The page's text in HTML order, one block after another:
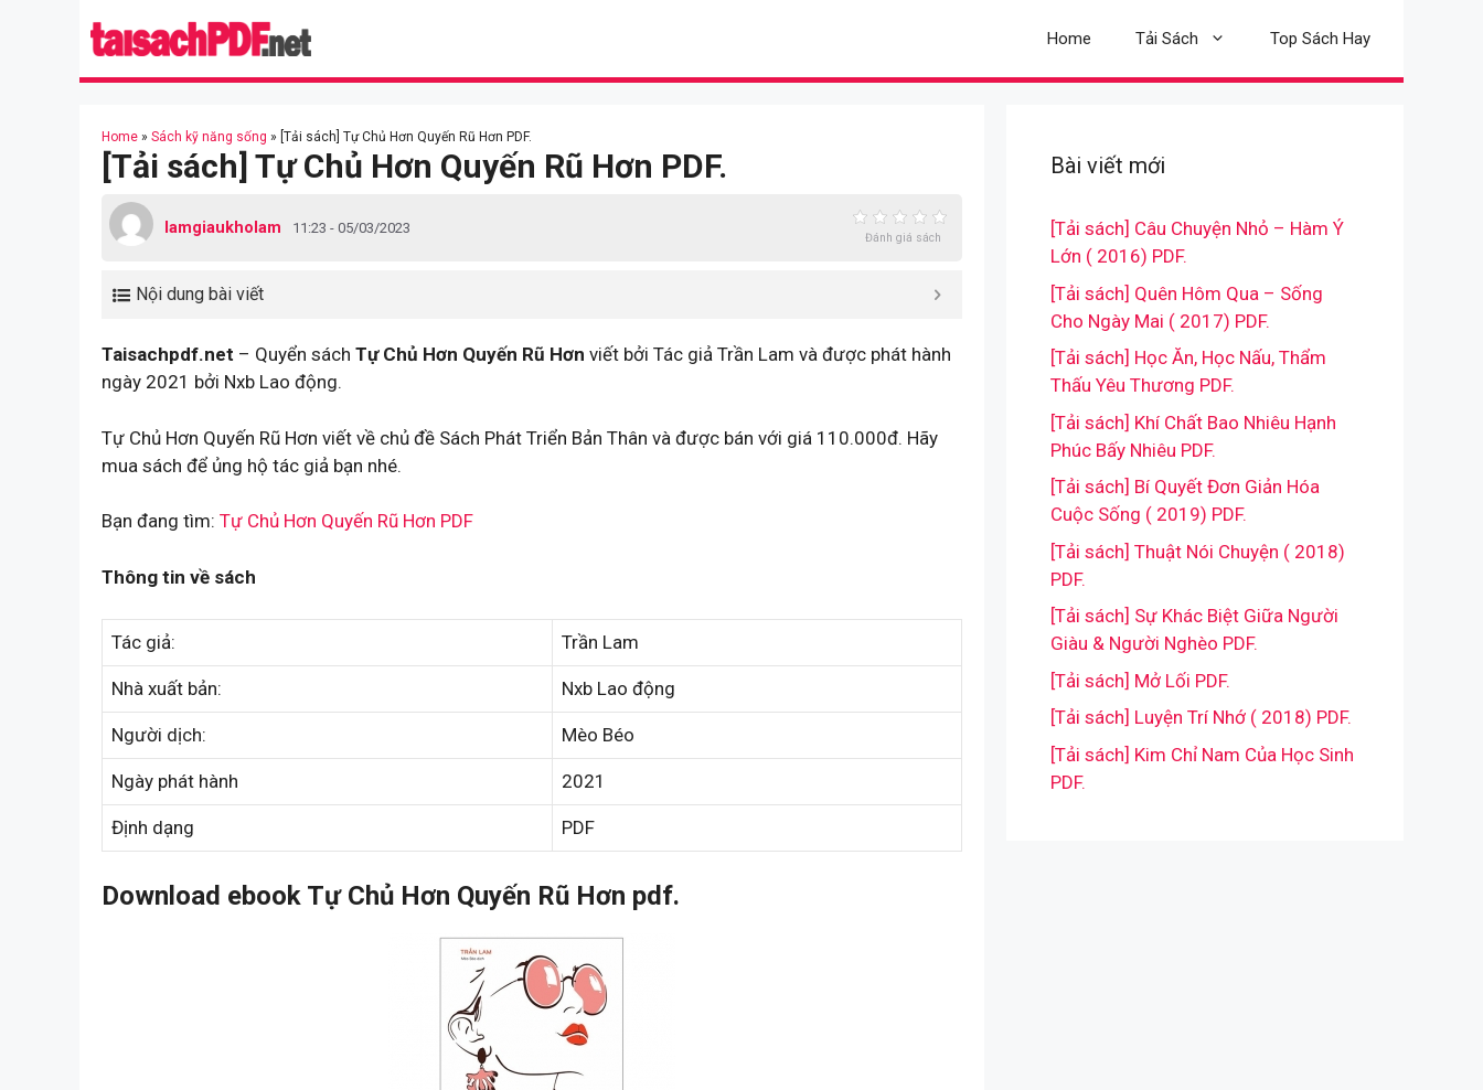
Home Tải Sách Top Sách Hay
Home » Sách kỹ năng sống » [Tải sách] Tự Chủ Hơn Quyến Rũ Hơn PDF.
[Tải sách] Tự Chủ Hơn Quyến Rũ Hơn PDF.
lamgiaukholam 11:23 - 05/03/2023
Đánh giá sách
Nội dung bài viết
Taisachpdf.net – Quyển sách Tự Chủ Hơn Quyến Rũ Hơn viết bởi Tác giả Trần Lam và được phát hành
ngày 2021 bởi Nxb Lao động.
Tự Chủ Hơn Quyến Rũ Hơn viết về chủ đề Sách Phát Triển Bản Thân và được bán với giá 110.000đ. Hãy
mua sách để ủng hộ tác giả bạn nhé.
Bạn đang tìm: Tự Chủ Hơn Quyến Rũ Hơn PDF
Thông tin về sách
Tác giả: Trần Lam
Nhà xuất bản: Nxb Lao động
Người dịch: Mèo Béo
Ngày phát hành 2021
Định dạng PDF
Download ebook Tự Chủ Hơn Quyến Rũ Hơn pdf.
Bài viết mới
[Tải sách] Câu Chuyện Nhỏ – Hàm Ý
Lớn ( 2016) PDF.
[Tải sách] Quên Hôm Qua – Sống
Cho Ngày Mai ( 2017) PDF.
[Tải sách] Học Ăn, Học Nấu, Thẩm
Thấu Yêu Thương PDF.
[Tải sách] Khí Chất Bao Nhiêu Hạnh
Phúc Bấy Nhiêu PDF.
[Tải sách] Bí Quyết Đơn Giản Hóa
Cuộc Sống ( 2019) PDF.
[Tải sách] Thuật Nói Chuyện ( 2018)
PDF.
[Tải sách] Sự Khác Biệt Giữa Người
Giàu & Người Nghèo PDF.
[Tải sách] Mở Lối PDF.
[Tải sách] Luyện Trí Nhớ ( 2018) PDF.
[Tải sách] Kim Chỉ Nam Của Học Sinh
PDF.